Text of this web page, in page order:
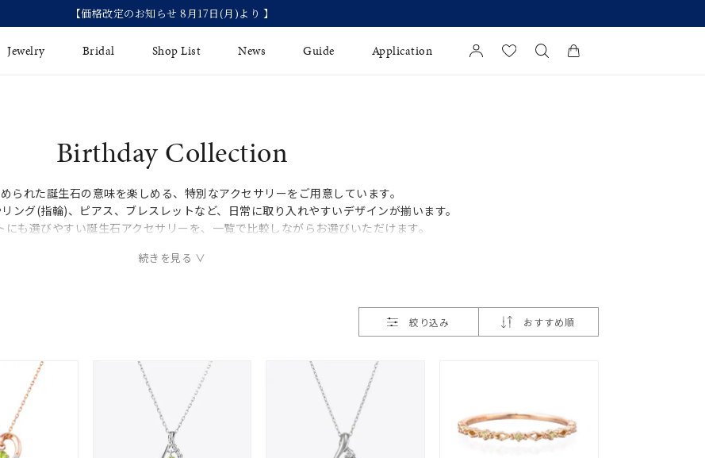
【価格改定のお知らせ 8月17日(月)より 】
Jewelry
イヤリング
バングル
ペアリング
Bridal Shop List News Guide
プレゼントガイド
ジュエリーケア
法人のお客様
ブライダルサービス
ブライダルリングの選び方
Application
Birthday Collection
られた誕生石の意味を楽しめる、特別なアクセサリーをご用意しています。
ング(指輪)、ピアス、ブレスレットなど、日常に取り入れやすいデザインが揃います。
にも選びやすい誕生石アクセサリーを、一覧で比較しながらお選びいただけます。
絞り込み おすすめ順